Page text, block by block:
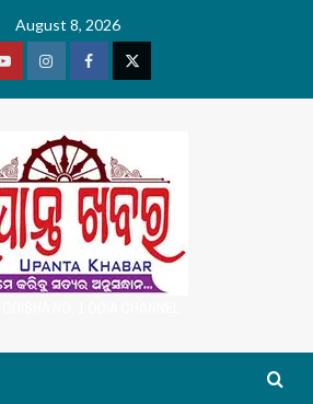
August 8, 2026
YoutubeVimeoFacebookTwitter